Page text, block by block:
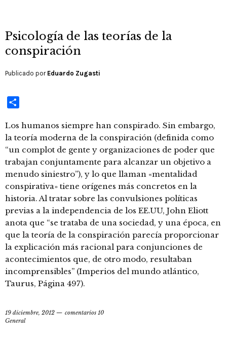
Psicología de las teorías de la
conspiración
Publicado por Eduardo Zugasti
Los humanos siempre han conspirado. Sin embargo,
la teoría moderna de la conspiración (definida como
“un complot de gente y organizaciones de poder que
trabajan conjuntamente para alcanzar un objetivo a
menudo siniestro”), y lo que llaman «mentalidad
conspirativa» tiene orígenes más concretos en la
historia. Al tratar sobre las convulsiones políticas
previas a la independencia de los EE.UU, John Eliott
anota que “se trataba de una sociedad, y una época, en
que la teoría de la conspiración parecía proporcionar
la explicación más racional para conjunciones de
acontecimientos que, de otro modo, resultaban
incomprensibles” (Imperios del mundo atlántico,
Taurus, Página 497).
19 diciembre, 2012
comentarios 10
General